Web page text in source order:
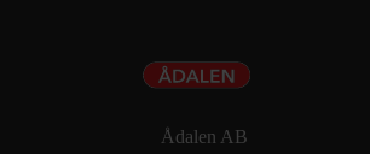
Ådalen AB